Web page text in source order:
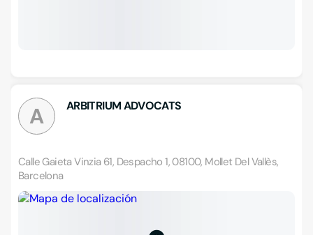
A ARBITRIUM ADVOCATS
Calle Gaieta Vinzia 61, Despacho 1, 08100, Mollet Del Vallès,
Barcelona